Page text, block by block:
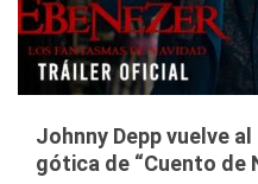
Johnny Depp vuelve
gótica de “Cuento de